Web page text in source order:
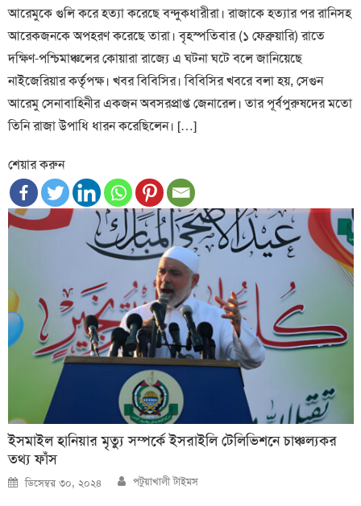
আরেমুকে গুলি করে হত্যা করেছে বন্দুকধারীরা। রাজাকে হত্যার পর রানিসহ
আরেকজনকে অপহরণ করেছে তারা। বৃহস্পতিবার (১ ফেব্রুয়ারি) রাতে
দক্ষিণ-পশ্চিমাঞ্চলের কোয়ারা রাজ্যে এ ঘটনা ঘটে বলে জানিয়েছে
নাইজেরিয়ার কর্তৃপক্ষ। খবর বিবিসির। বিবিসির খবরে বলা হয়, সেগুন
আরেমু সেনাবাহিনীর একজন অবসরপ্রাপ্ত জেনারেল। তার পূর্বপুরুষদের মতো
তিনি রাজা উপাধি ধারন করেছিলেন। […]
শেয়ার করুন
ইসমাইল হানিয়ার মৃত্যু সম্পর্কে ইসরাইলি টেলিভিশনে চাঞ্চল্যকর
তথ্য ফাঁস
Posted
on
ডিসেম্বর ৩০, ২০২৪ Author
পটুয়াখালী টাইমস